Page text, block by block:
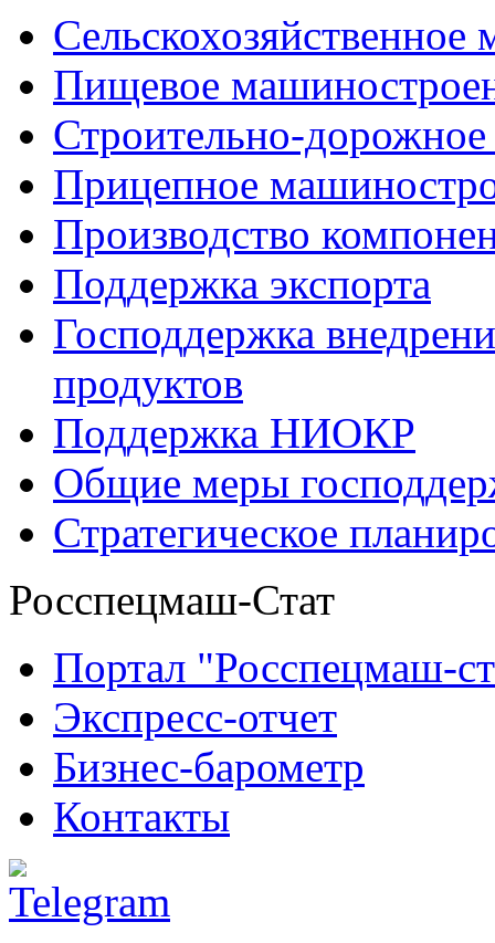
Пищевое
Строительно-
Прицепное
Производство
Поддержка экспорта
Господдержка
продуктов
Поддержка НИОКР
Общие меры
Стратегическое
Росспецмаш-Стат
Портал "Росспецмаш-
Экспресс-отчет
Бизнес-барометр
Контакты